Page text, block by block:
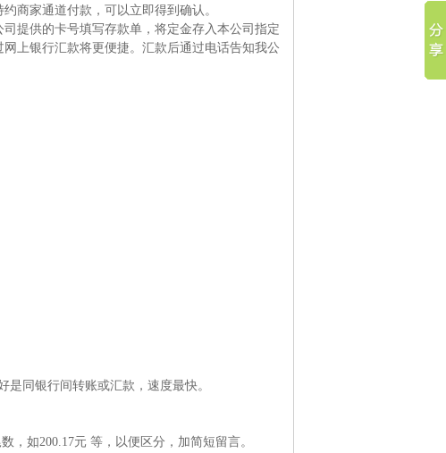
商家通道付款，可以立即得到确认。
提供的卡号填写存款单，将定金存入本公司指定
上银行汇款将更便捷。汇款后通过电话告知我公
同银行间转账或汇款，速度最快。
，如200.17元 等，以便区分，加简短留言。